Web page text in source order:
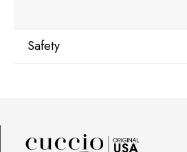
Safety
29120 Avenue Paine, Stany Zjednoczone